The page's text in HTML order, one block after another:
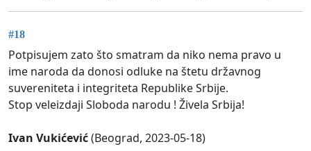
#18
Potpisujem zato što smatram da niko nema pravo u
ime naroda da donosi odluke na štetu državnog
suvereniteta i integriteta Republike Srbije.
Stop veleizdaji Sloboda narodu ! Živela Srbija!
Ivan Vukićević(Beograd, 2023-05-18)